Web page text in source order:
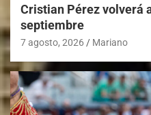
Cristian Pérez volverá
septiembre
7 agosto, 2026 Mariano